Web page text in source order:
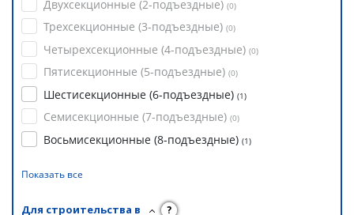
Двухсекционные (2-подъездные) (0)
Трехсекционные (3-подъездные) (0)
Четырехсекционные (4-подъездные) (0)
Пятисекционные (5-подъездные) (0)
Шестисекционные (6-подъездные) (1)
Семисекционные (7-подъездные) (0)
Восьмисекционные (8-подъездные) (1)
Показать все
Для строительства в ?